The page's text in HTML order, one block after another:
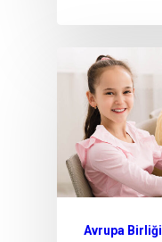
Avrupa Birliği